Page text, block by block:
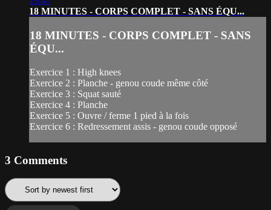
18 MINUTES - CORPS COMPLET - SANS ÉQU...
18 MINUTES - CORPS COMPLET - SANS
ÉQU...
Exercice 1 : High knees
Exercice 2 : Planche - genou coude même côté
Exercice 3 : Squat sauté
Exercice 4 : Planche
Exercice 5 : Ouvre / ferme 1 pied à la fois
Exercice 6 : Redressement assis - genou coude opposé
3 Comments